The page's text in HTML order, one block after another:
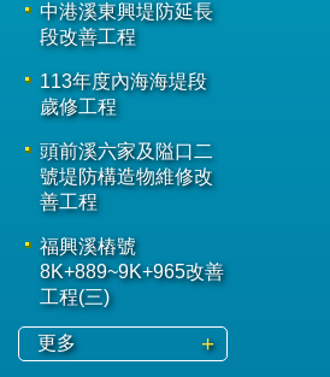
中港溪東興堤防延長
段改善工程
113年度內海海堤段
歲修工程
頭前溪六家及隘口二
號堤防構造物維修改
善工程
福興溪樁號
8K+889~9K+965改善
工程(三)
更多